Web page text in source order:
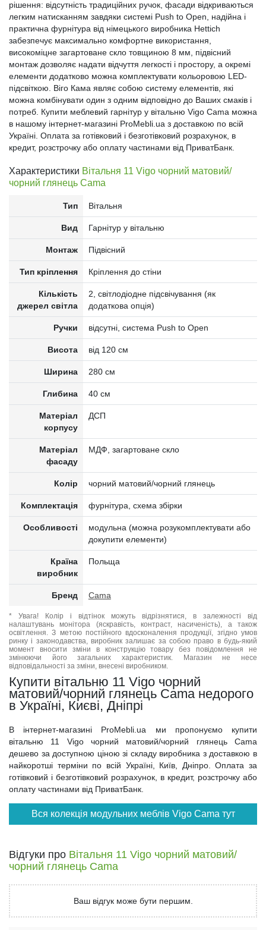
рішення: відсутність традиційних ручок, фасади відкриваються
легким натисканням завдяки системі Push to Open, надійна і
практична фурнітура від німецького виробника Hettich
забезпечує максимально комфортне використання,
високоміцне загартоване скло товщиною 8 мм, підвісний
монтаж дозволяє надати відчуття легкості і простору, а окремі
елементи додатково можна комплектувати кольоровою LED-
підсвіткою. Віго Кама являє собою систему елементів, які
можна комбінувати один з одним відповідно до Ваших смаків і
потреб. Купити меблевий гарнітур у вітальню Vigo Cama можна
в нашому інтернет-магазині ProMebli.ua з доставкою по всій
Україні. Оплата за готівковий і безготівковий розрахунок, в
кредит, розстрочку або оплату частинами від ПриватБанк.
Характеристики Вітальня 11 Vigo чорний матовий/
чорний глянець Cama
Тип Вітальня
Вид Гарнітур у вітальню
Монтаж Підвісний
Тип кріплення Кріплення до стіни
Кількість
джерел світла
2, світлодіодне підсвічування (як
додаткова опція)
Ручки відсутні, система Push to Open
Висота від 120 см
Ширина 280 см
Глибина 40 см
Матеріал
корпусу
ДСП
Матеріал
фасаду
МДФ, загартоване скло
Колір чорний матовий/чорний глянець
Комплектація фурнітура, схема збірки
Особливості
модульна (можна розукомплектувати або
докупити елементи)
Країна
виробник
Польща
Бренд Cama
* Увага! Колір і відтінок можуть відрізнятися, в залежності від
налаштувань монітора (яскравість, контраст, насиченість), а також
освітлення. З метою постійного вдосконалення продукції, згідно умов
ринку і законодавства, виробник залишає за собою право в будь-який
момент вносити зміни в конструкцію товару без повідомлення не
змінюючи його загальних характеристик. Магазин не несе
відповідальності за зміни, внесені виробником.
Купити вітальню 11 Vigo чорний
матовий/чорний глянець Cama недорого
в Україні, Києві, Дніпрі
В інтернет-магазині ProMebli.ua ми пропонуємо купити
вітальню 11 Vigo чорний матовий/чорний глянець Cama
дешево за доступною ціною зі складу виробника з доставкою в
найкоротші терміни по всій Україні, Київ, Дніпро. Оплата за
готівковий і безготівковий розрахунок, в кредит, розстрочку або
оплату частинами від ПриватБанк.
Вся колекція модульних меблів Vigo Cama тут
Відгуки про Вітальня 11 Vigo чорний матовий/
чорний глянець Cama
Ваш відгук може бути першим.